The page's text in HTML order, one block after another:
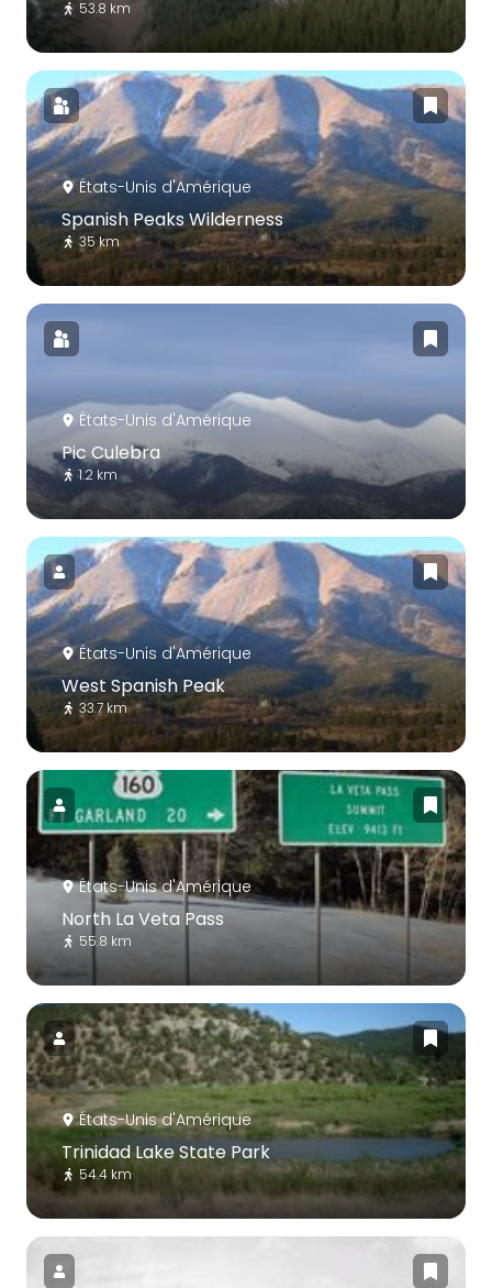
53.8 km
États-Unis d'Amérique
Spanish Peaks Wilderness
35 km
États-Unis d'Amérique
Pic Culebra
1.2 km
États-Unis d'Amérique
West Spanish Peak
33.7 km
États-Unis d'Amérique
North La Veta Pass
55.8 km
États-Unis d'Amérique
Trinidad Lake State Park
54.4 km